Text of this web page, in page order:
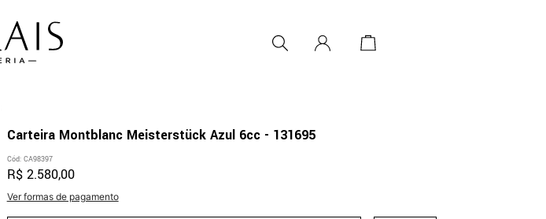
Carteira Montblanc Meisterstück Azul 6cc - 131695
Cód: CA98397
R$ 2.580,00
Ver formas de pagamento